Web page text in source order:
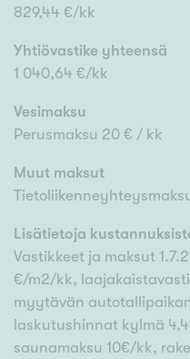
829,44 €/kk
Yhtiövastike yhteensä
1 040,64 €/kk
Vesimaksu
Perusmaksu 20 € / kk
Muut maksut
Lisätietoja
Vastikkeet ja maksut
€/m2/kk,
myytävän
laskutushinnat kylmä
saunamaksu 10€/kk,